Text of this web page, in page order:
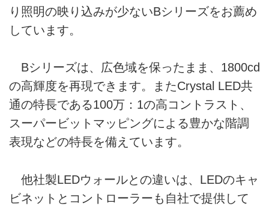
り照明の映り込みが少ないBシリーズをお薦め
しています。
Bシリーズは、広色域を保ったまま、1800cd
の高輝度を再現できます。またCrystal LED共
通の特長である100万：1の高コントラスト、
スーパービットマッピングによる豊かな階調
表現などの特長を備えています。
他社製LEDウォールとの違いは、LEDのキャ
ビネットとコントローラーも自社で提供して